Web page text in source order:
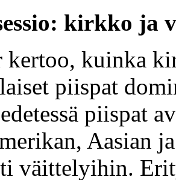
kirkko ja
kertoo, kuinka
piispat
piispat
Aasian
väittelyihin.